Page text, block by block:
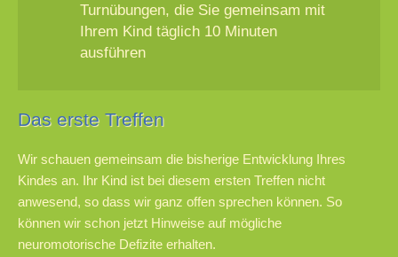
Turnübungen, die Sie gemeinsam mit
Ihrem Kind täglich 10 Minuten
ausführen
Das erste Treffen
Wir schauen gemeinsam die bisherige Entwicklung Ihres
Kindes an. Ihr Kind ist bei diesem ersten Treffen nicht
anwesend, so dass wir ganz offen sprechen können. So
können wir schon jetzt Hinweise auf mögliche
neuromotorische Defizite erhalten.